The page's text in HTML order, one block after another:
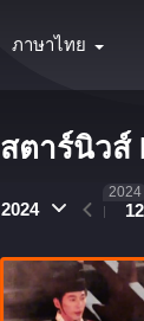
ภาษาไทย
สตาร์นิวส์
2024 01 12
2024